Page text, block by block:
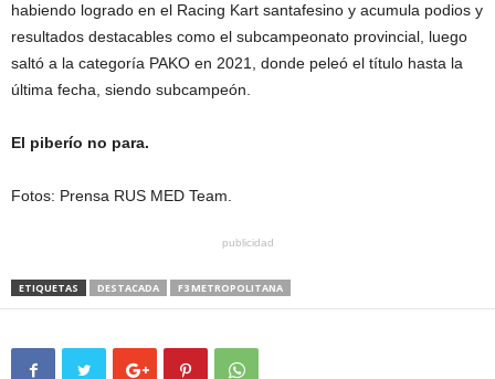
habiendo logrado en el Racing Kart santafesino y acumula podios y
resultados destacables como el subcampeonato provincial, luego
saltó a la categoría PAKO en 2021, donde peleó el título hasta la
última fecha, siendo subcampeón.
El piberío no para.
Fotos: Prensa RUS MED Team.
publicidad
ETIQUETAS DESTACADA F3 METROPOLITANA